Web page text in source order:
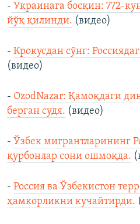
- Украинага босқин: 772-
йўқ қилинди. (видео)
- Крокусдан сўнг:
(видео)
- OzodNazar: Қамоқдаги
берган судя. (видео)
- Ўзбек мигрантларининг
қурбонлар сони ошмоқда.
- Россия ва Ўзбекистон
ҳамкорликни кучайтирди.